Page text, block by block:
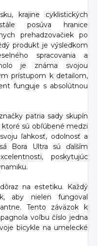
krajine cyklistických
posúva hranice
prehadzovačiek po
produkt je výsledkom
spracovania a
je známa svojou
prístupom k detailom,
funguje s absolútnou
patria sady skupín
ktoré sú obľúbené medzi
ľahkosť, odolnosť a
Bora Ultra sú ďalším
poskytujúc
na estetiku. Každý
aby nielen fungoval
Tento záväzok k
voľbu číslo jedna
bicykle na umelecké